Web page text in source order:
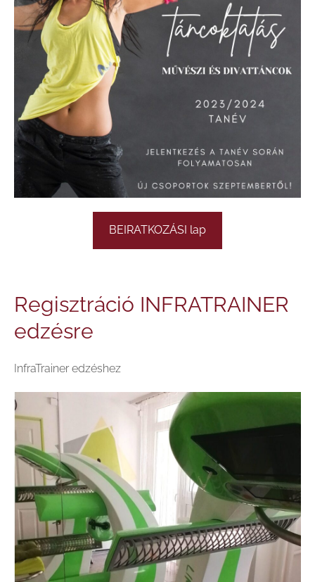
BEIRATKOZÁSI lap
Regisztráció INFRATRAINER
edzésre
InfraTrainer edzéshez